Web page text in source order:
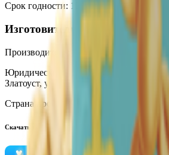
Срок годности: 12 месяцев
Изготовитель
Производитель:
ИП Волков А.Е.
Юридический адрес: 456227, Россия,
Златоуст, ул. Шоссейная, 9
Страна производства:
Скачать приложение